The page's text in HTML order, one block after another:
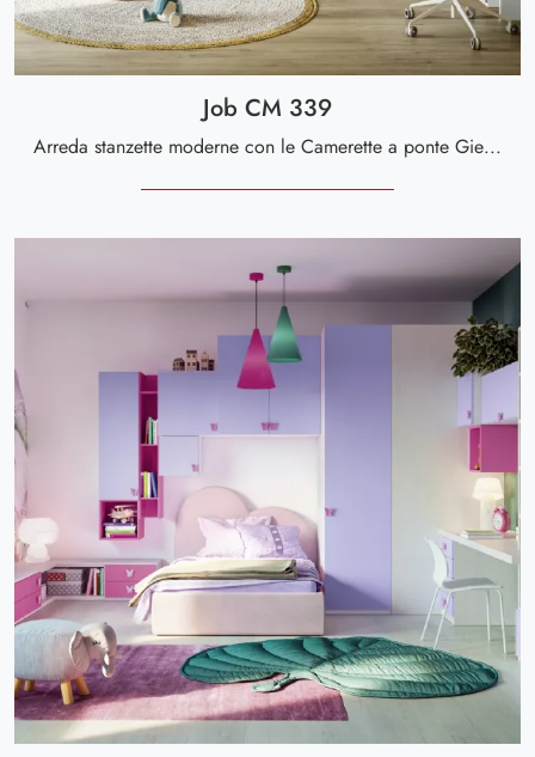
Job CM 339
Arreda stanzette moderne con le Camerette a ponte Giessegi! Il modello Job CM 339 in melaminico è per bambini.